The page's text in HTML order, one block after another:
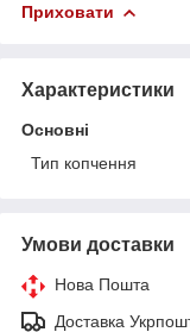
Приховати
Характеристики
Основні
Тип копчення
Умови доставки
Нова Пошта
Доставка